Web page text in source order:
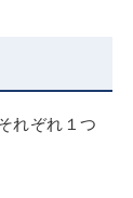
れぞれ１つ